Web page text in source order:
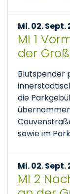
Mi. 02.
MI 1
der
Blutspender
die
sowie im
Mi. 02. Sept.
MI 2